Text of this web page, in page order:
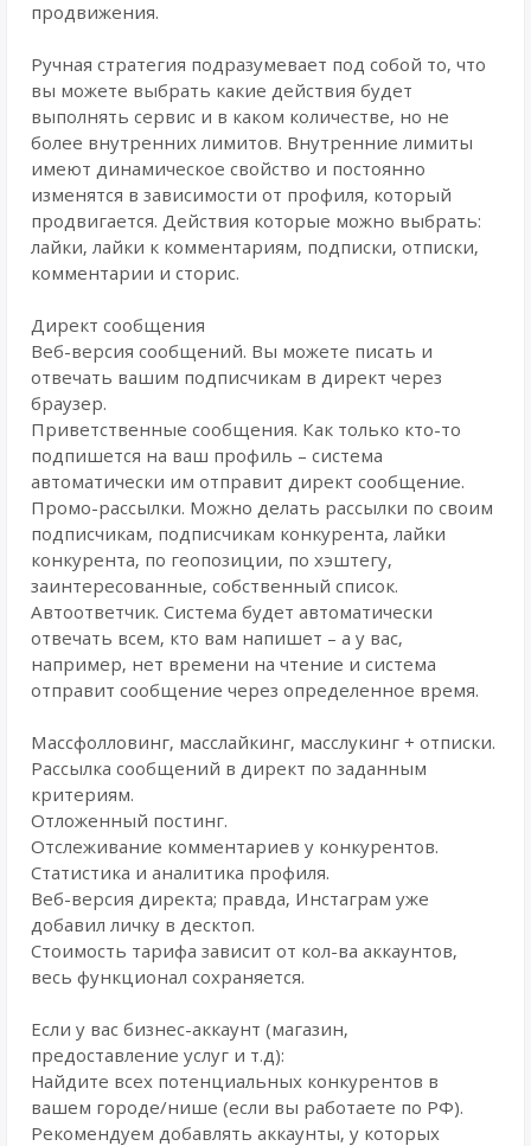
продвижения.
Ручная стратегия подразумевает под собой то, что
вы можете выбрать какие действия будет
выполнять сервис и в каком количестве, но не
более внутренних лимитов. Внутренние лимиты
имеют динамическое свойство и постоянно
изменятся в зависимости от профиля, который
продвигается. Действия которые можно выбрать:
лайки, лайки к комментариям, подписки, отписки,
комментарии и сторис.
Директ сообщения
Веб-версия сообщений. Вы можете писать и
отвечать вашим подписчикам в директ через
браузер.
Приветственные сообщения. Как только кто-то
подпишется на ваш профиль – система
автоматически им отправит директ сообщение.
Промо-рассылки. Можно делать рассылки по своим
подписчикам, подписчикам конкурента, лайки
конкурента, по геопозиции, по хэштегу,
заинтересованные, собственный список.
Автоответчик. Система будет автоматически
отвечать всем, кто вам напишет – а у вас,
например, нет времени на чтение и система
отправит сообщение через определенное время.
Массфолловинг, масслайкинг, масслукинг + отписки.
Рассылка сообщений в директ по заданным
критериям.
Отложенный постинг.
Отслеживание комментариев у конкурентов.
Статистика и аналитика профиля.
Веб-версия директа; правда, Инстаграм уже
добавил личку в десктоп.
Стоимость тарифа зависит от кол-ва аккаунтов,
весь функционал сохраняется.
Если у вас бизнес-аккаунт (магазин,
предоставление услуг и т.д):
Найдите всех потенциальных конкурентов в
вашем городе/нише (если вы работаете по РФ).
Рекомендуем добавлять аккаунты, у которых